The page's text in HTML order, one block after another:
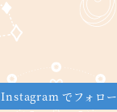
Instagram でフォロー